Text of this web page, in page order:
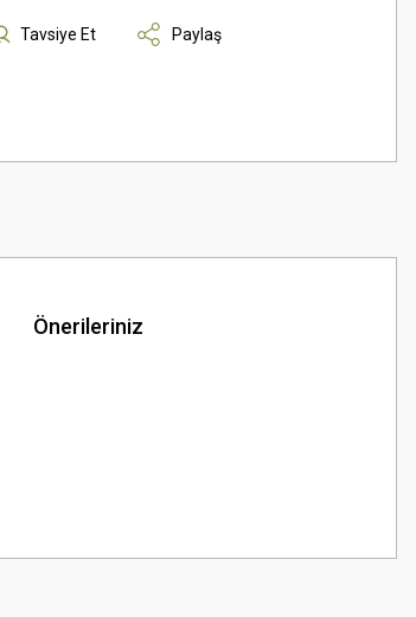
Tavsiye Et Paylaş
Önerileriniz